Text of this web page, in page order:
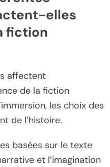
elles
fiction
affectent
de la fiction
les choix des
de l’histoire.
basées sur le texte
et l’imagination